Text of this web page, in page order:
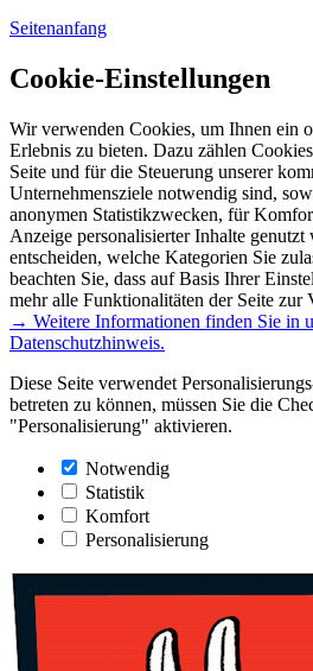
Seitenanfang
Cookie-Einstellungen
Wir verwenden Cookies, um Ihnen ein
Erlebnis zu bieten. Dazu zählen
Seite und für die Steuerung unserer
Unternehmensziele notwendig sind,
anonymen Statistikzwecken, für
Anzeige personalisierter Inhalte genutzt
entscheiden, welche Kategorien Sie
beachten Sie, dass auf Basis Ihrer
mehr alle Funktionalitäten der Seite zur
→ Weitere Informationen finden Sie in
Datenschutzhinweis.
Diese Seite verwendet
betreten zu können, müssen Sie die
"Personalisierung" aktivieren.
Notwendig
Statistik
Komfort
Personalisierung